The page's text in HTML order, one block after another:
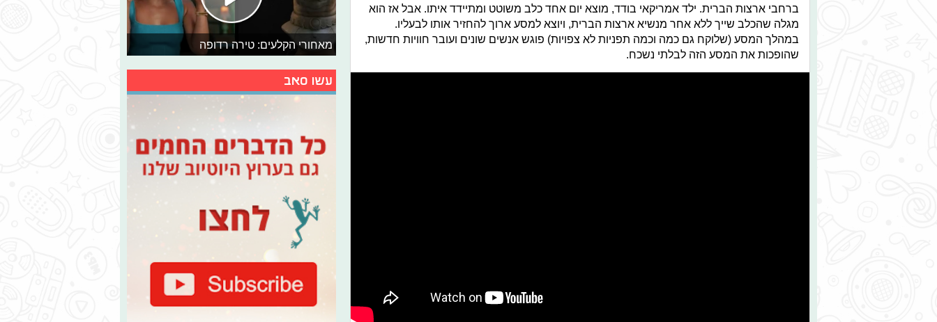
ברחבי ארצות הברית. ילד אמריקאי בודד, מוצא יום אחד כלב משוטט ומתיידד איתו. אבל אז הוא
מגלה שהכלב שייך ללא אחר מנשיא ארצות הברית, ויוצא למסע ארוך להחזיר אותו לבעליו.
במהלך המסע (שלוקח גם כמה וכמה תפניות לא צפויות) פוגש אנשים שונים ועובר חוויות חדשות,
שהופכות את המסע הזה לבלתי נשכח.
מאחורי הקלעים: טירה רדופה
עשו סאב